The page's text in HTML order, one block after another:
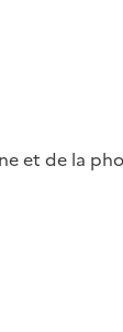
et de la